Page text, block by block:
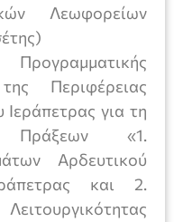
Λεωφορείων
Περιφέρειας
για τη
Πράξεων «1.
Αρδευτικού
και 2.